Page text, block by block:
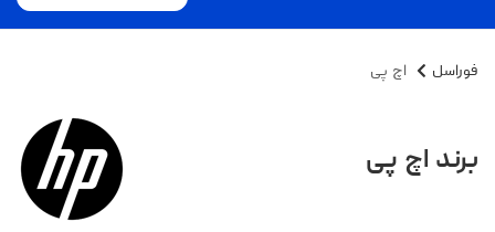
فوراسل اچ‌ پی
برند اچ‌ پی